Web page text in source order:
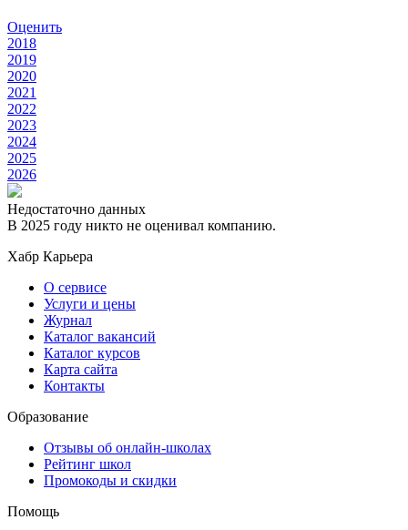
Оценить
2018
2019
2020
2021
2022
2023
2024
2025
2026
Недостаточно данных
В 2025 году никто не оценивал компанию.
Хабр Карьера
О сервисе
Услуги и цены
Журнал
Каталог вакансий
Каталог курсов
Карта сайта
Контакты
Образование
Отзывы об онлайн-школах
Рейтинг школ
Промокоды и скидки
Помощь